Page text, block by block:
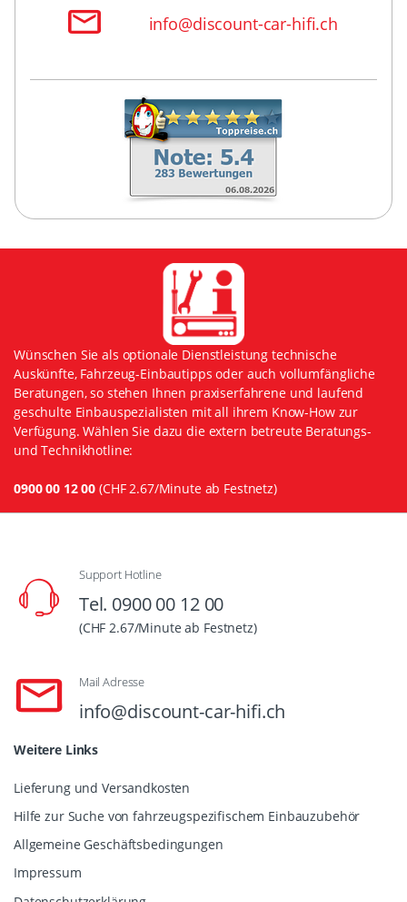
info@discount-car-hifi.ch
Wünschen Sie als optionale Dienstleistung technische
Auskünfte, Fahrzeug-Einbautipps oder auch vollumfängliche
Beratungen, so stehen Ihnen praxiserfahrene und laufend
geschulte Einbauspezialisten mit all ihrem Know-How zur
Verfügung. Wählen Sie dazu die extern betreute Beratungs-
und Technikhotline:
0900 00 12 00 (CHF 2.67/Minute ab Festnetz)
Support Hotline
Tel. 0900 00 12 00
(CHF 2.67/Minute ab Festnetz)
Mail Adresse
info@discount-car-hifi.ch
Weitere Links
Lieferung und Versandkosten
Hilfe zur Suche von fahrzeugspezifischem Einbauzubehör
Allgemeine Geschäftsbedingungen
Impressum